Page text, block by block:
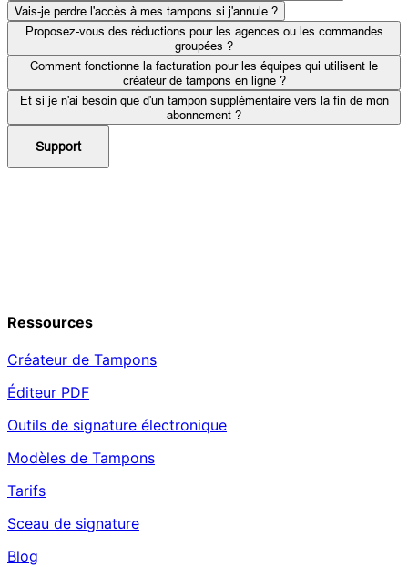
Vais-je perdre l'accès à mes tampons si j'annule ?
Proposez-vous des réductions pour les agences ou les commandes
groupées ?
Comment fonctionne la facturation pour les équipes qui utilisent le
créateur de tampons en ligne ?
Et si je n'ai besoin que d'un tampon supplémentaire vers la fin de mon
abonnement ?
Support
Ressources
Créateur de Tampons
Éditeur PDF
Outils de signature électronique
Modèles de Tampons
Tarifs
Sceau de signature
Blog